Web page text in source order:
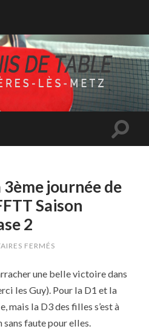
journée de
Saison
2
FERMÉS
LA
JOURNÉE
CHAMPIONNAT
SAISON
une belle victoire dans
les Guy). Pour la D1 et la
mais la D3 des filles s’est à
sans faute pour elles.